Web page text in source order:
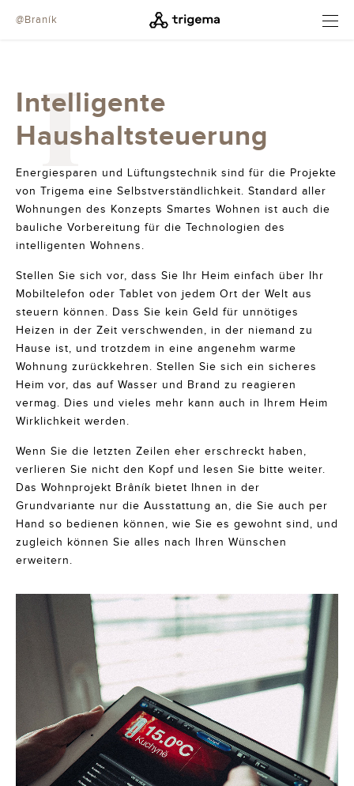
@Braník
I
Intelligente
Haushaltsteuerung
Energiesparen und Lüftungstechnik sind für die Projekte
von Trigema eine Selbstverständlichkeit. Standard aller
Wohnungen des Konzepts Smartes Wohnen ist auch die
bauliche Vorbereitung für die Technologien des
intelligenten Wohnens.
Stellen Sie sich vor, dass Sie Ihr Heim einfach über Ihr
Mobiltelefon oder Tablet von jedem Ort der Welt aus
steuern können. Dass Sie kein Geld für unnötiges
Heizen in der Zeit verschwenden, in der niemand zu
Hause ist, und trotzdem in eine angenehm warme
Wohnung zurückkehren. Stellen Sie sich ein sicheres
Heim vor, das auf Wasser und Brand zu reagieren
vermag. Dies und vieles mehr kann auch in Ihrem Heim
Wirklichkeit werden.
Wenn Sie die letzten Zeilen eher erschreckt haben,
verlieren Sie nicht den Kopf und lesen Sie bitte weiter.
Das Wohnprojekt Brâník bietet Ihnen in der
Grundvariante nur die Ausstattung an, die Sie auch per
Hand so bedienen können, wie Sie es gewohnt sind, und
zugleich können Sie alles nach Ihren Wünschen
erweitern.